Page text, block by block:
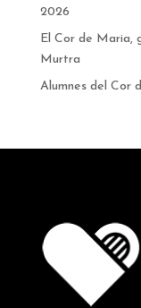
2026
El Cor de Maria,
Murtra
Alumnes del Cor